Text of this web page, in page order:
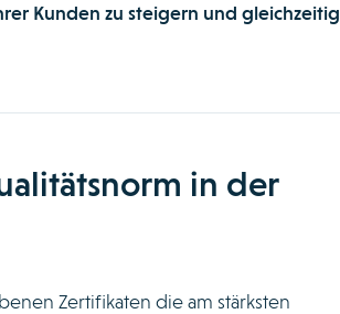
Kunden zu steigern und
in der
Zertifikaten die am stärksten